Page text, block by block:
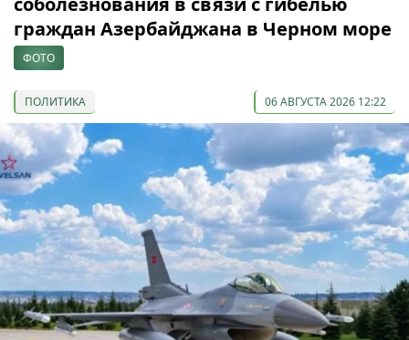
граждан Азербайджана в Черном море
ФОТО
ПОЛИТИКА 06 АВГУСТА 2026 12:22